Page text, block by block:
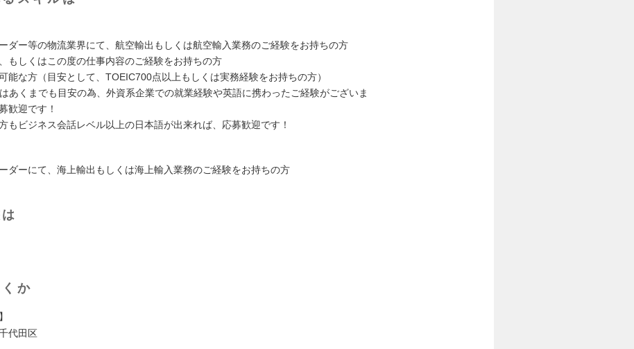
ダー等の物流業界にて、航空輸出もしくは航空輸入業務のご経験をお持ちの方
もしくはこの度の仕事内容のご経験をお持ちの方
能な方（目安として、TOEIC700点以上もしくは実務経験をお持ちの方）
あくまでも目安の為、外資系企業での就業経験や英語に携わったご経験がございま
歓迎です！
もビジネス会話レベル以上の日本語が出来れば、応募歓迎です！
ダーにて、海上輸出もしくは海上輸入業務のご経験をお持ちの方
か
代田区